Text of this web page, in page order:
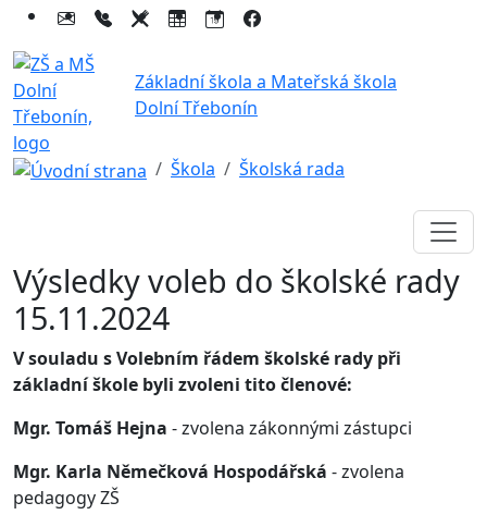
Základní škola a Mateřská škola
Dolní Třebonín
Škola Školská rada
Výsledky voleb do školské rady
15.11.2024
V souladu s Volebním řádem školské rady při
základní škole byli zvoleni tito členové:
Mgr. Tomáš Hejna - zvolena zákonnými zástupci
Mgr. Karla Němečková Hospodářská - zvolena
pedagogy ZŠ